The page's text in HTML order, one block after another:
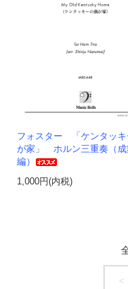
フォスター 「ケンタッキ
が家」 ホルン三重奏（成
編）
1,000円(内税)
<